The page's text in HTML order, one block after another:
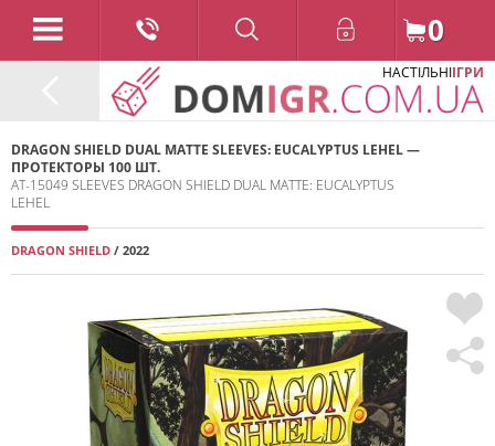
0
НАСТІЛЬНІІГРИ
DRAGON SHIELD DUAL MATTE SLEEVES: EUCALYPTUS LEHEL —
ПРОТЕКТОРЫ 100 ШТ.
AT-15049 SLEEVES DRAGON SHIELD DUAL MATTE: EUCALYPTUS
LEHEL
DRAGON SHIELD / 2022